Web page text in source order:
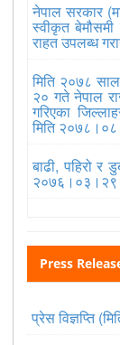
नेपाल सरकार
स्वीकृत बेमौसमी
राहत उपलब्ध
मिति २०७८
२० गते नेपाल
गरिएका
मिति
बाढी, पहिरो र
२०७६।०३।२९
Press
प्रेस विज्ञप्ति